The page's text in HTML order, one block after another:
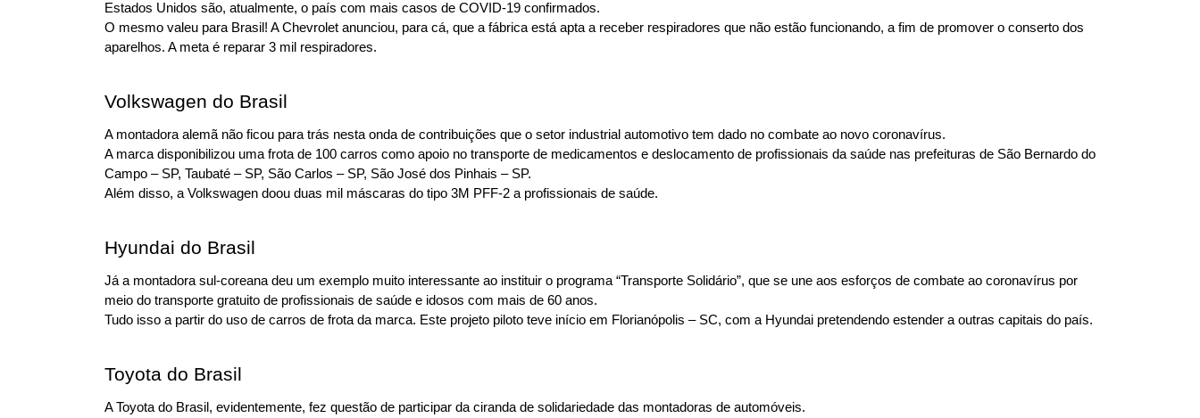
Estados Unidos são, atualmente, o país com mais casos de COVID-19 confirmados.
O mesmo valeu para Brasil! A Chevrolet anunciou, para cá, que a fábrica está apta a receber respiradores que não estão funcionando, a fim de promover o conserto dos
aparelhos. A meta é reparar 3 mil respiradores.
Volkswagen do Brasil
A montadora alemã não ficou para trás nesta onda de contribuições que o setor industrial automotivo tem dado no combate ao novo coronavírus.
A marca disponibilizou uma frota de 100 carros como apoio no transporte de medicamentos e deslocamento de profissionais da saúde nas prefeituras de São Bernardo do
Campo – SP, Taubaté – SP, São Carlos – SP, São José dos Pinhais – SP.
Além disso, a Volkswagen doou duas mil máscaras do tipo 3M PFF-2 a profissionais de saúde.
Hyundai do Brasil
Já a montadora sul-coreana deu um exemplo muito interessante ao instituir o programa “Transporte Solidário”, que se une aos esforços de combate ao coronavírus por
meio do transporte gratuito de profissionais de saúde e idosos com mais de 60 anos.
Tudo isso a partir do uso de carros de frota da marca. Este projeto piloto teve início em Florianópolis – SC, com a Hyundai pretendendo estender a outras capitais do país.
Toyota do Brasil
A Toyota do Brasil, evidentemente, fez questão de participar da ciranda de solidariedade das montadoras de automóveis.